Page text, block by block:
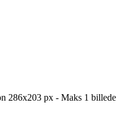
286x203 px - Maks 1 billede